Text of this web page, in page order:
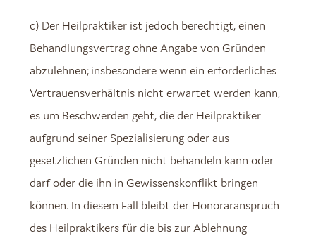
c) Der Heilpraktiker ist jedoch berechtigt, einen
Behandlungsvertrag ohne Angabe von Gründen
abzulehnen; insbesondere wenn ein erforderliches
Vertrauensverhältnis nicht erwartet werden kann,
es um Beschwerden geht, die der Heilpraktiker
aufgrund seiner Spezialisierung oder aus
gesetzlichen Gründen nicht behandeln kann oder
darf oder die ihn in Gewissenskonflikt bringen
können. In diesem Fall bleibt der Honoraranspruch
des Heilpraktikers für die bis zur Ablehnung